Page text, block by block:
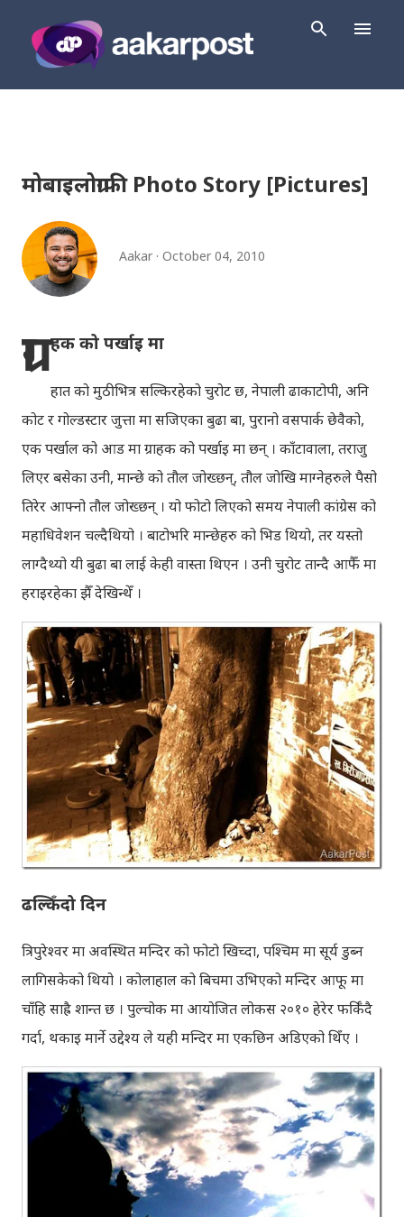
मोबाइलोग्राफी Photo Story [Pictures]
Aakar October 04, 2010
ग्रा हक को पर्खाइ मा
हात को मुठी भित्र सल्किरहेको चुरोट छ, नेपाली ढाकाटोपी, अनि
कोट र गोल्डस्टार जुत्ता मा सजिएका बुढा बा, पुरानो वसपार्क छेवैको,
एक पर्खाल को आड मा ग्राहक को पर्खाइ मा छन् । काँटावाला, तराजु
लिएर बसेका उनी, मान्छे को तौल जोख्छन्, तौल जोखि माग्नेहरुले पैसो
तिरेर आफ्नो तौल जोख्छन् । यो फोटो लिएको समय नेपाली कांग्रेस को
महाधिवेशन चल्दैथियो । बाटोभरि मान्छेहरु को भिड थियो, तर यस्तो
लाग्दैथ्यो यी बुढा बा लाई केही वास्ता थिएन । उनी चुरोट तान्दै आफैँ मा
हराइरहेका झैँ देखिन्थेँ ।
ढल्किँदो दिन
त्रिपुरेश्वर मा अवस्थित मन्दिर को फोटो खिच्दा, पश्चिम मा सूर्य डुब्न
लागिसकेको थियो । कोलाहाल को बिचमा उभिएको मन्दिर आफू मा
चाँहि साह्रै शान्त छ । पुल्चोक मा आयोजित लोकस २०१० हेरेर फर्किँदै
गर्दा, थकाइ मार्ने उद्देश्य ले यही मन्दिर मा एकछिन अडिएको थिँए ।